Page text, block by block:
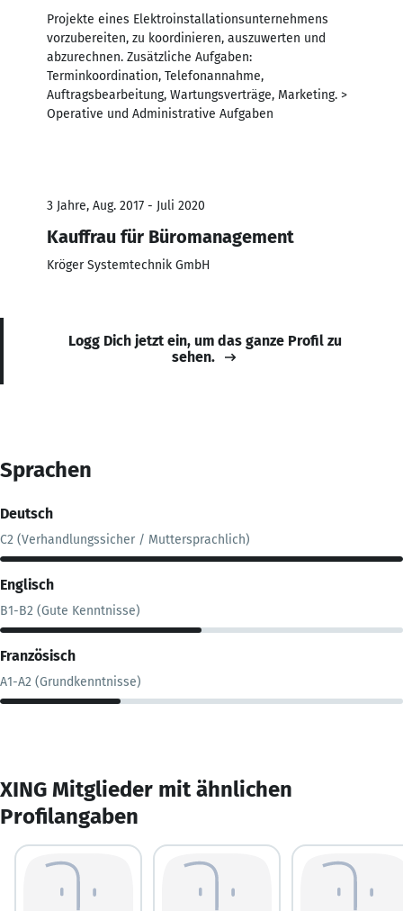
Projekte eines Elektroinstallationsunternehmens
vorzubereiten, zu koordinieren, auszuwerten und
abzurechnen. Zusätzliche Aufgaben:
Terminkoordination, Telefonannahme,
Auftragsbearbeitung, Wartungsverträge, Marketing. >
Operative und Administrative Aufgaben
3 Jahre, Aug. 2017 - Juli 2020
Kauffrau für Büromanagement
Kröger Systemtechnik GmbH
Logg Dich jetzt ein, um das ganze Profil zu
sehen.
Sprachen
Deutsch
C2 (Verhandlungssicher / Muttersprachlich)
Englisch
B1-B2 (Gute Kenntnisse)
Französisch
A1-A2 (Grundkenntnisse)
XING Mitglieder mit ähnlichen
Profilangaben